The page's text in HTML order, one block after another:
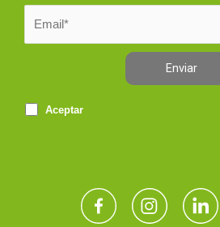
Enviar
Aceptar